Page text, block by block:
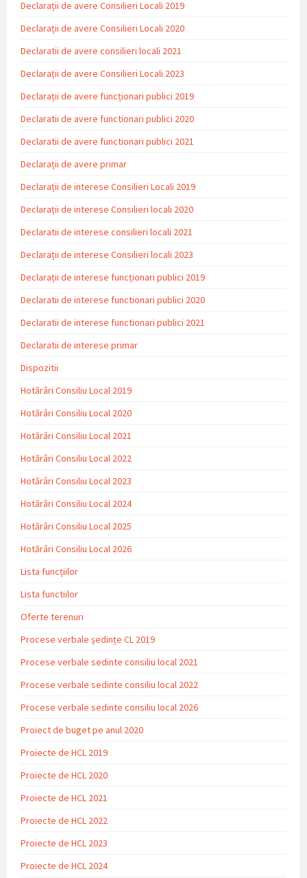
Declarații de avere Consilieri Locali 2019
Declarații de avere Consilieri Locali 2020
Declaratii de avere consilieri locali 2021
Declarații de avere Consilieri Locali 2023
Declarații de avere funcționari publici 2019
Declaratii de avere functionari publici 2020
Declaratii de avere functionari publici 2021
Declarații de avere primar
Declarații de interese Consilieri Locali 2019
Declarații de interese Consilieri locali 2020
Declaratii de interese consilieri locali 2021
Declarații de interese Consilieri locali 2023
Declarații de interese funcționari publici 2019
Declaratii de interese functionari publici 2020
Declaratii de interese functionari publici 2021
Declaratii de interese primar
Dispozitii
Hotărâri Consiliu Local 2019
Hotărâri Consiliu Local 2020
Hotărâri Consiliu Local 2021
Hotărâri Consiliu Local 2022
Hotărâri Consiliu Local 2023
Hotărâri Consiliu Local 2024
Hotărâri Consiliu Local 2025
Hotărâri Consiliu Local 2026
Lista funcțiilor
Lista functiilor
Oferte terenuri
Procese verbale ședințe CL 2019
Procese verbale sedinte consiliu local 2021
Procese verbale sedinte consiliu local 2022
Procese verbale sedinte consiliu local 2026
Proiect de buget pe anul 2020
Proiecte de HCL 2019
Proiecte de HCL 2020
Proiecte de HCL 2021
Proiecte de HCL 2022
Proiecte de HCL 2023
Proiecte de HCL 2024